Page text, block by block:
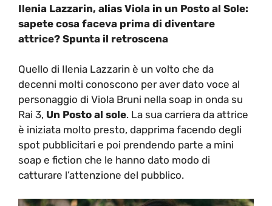
Ilenia Lazzarin, alias Viola in un Posto al Sole:
sapete cosa faceva prima di diventare
attrice? Spunta il retroscena
Quello di Ilenia Lazzarin è un volto che da
decenni molti conoscono per aver dato voce al
personaggio di Viola Bruni nella soap in onda su
Rai 3, Un Posto al sole. La sua carriera da attrice
è iniziata molto presto, dapprima facendo degli
spot pubblicitari e poi prendendo parte a mini
soap e fiction che le hanno dato modo di
catturare l’attenzione del pubblico.